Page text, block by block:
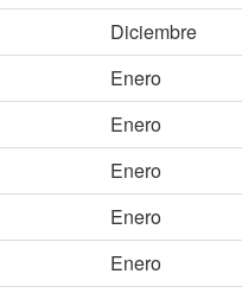
Diciembre
Enero
Enero
Enero
Enero
Enero